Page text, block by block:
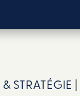
STRATÉGIE |